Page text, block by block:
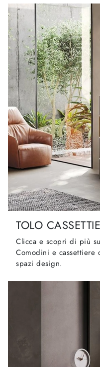
TOLO
Clicca e scopri di più
Comodini e
spazi design.